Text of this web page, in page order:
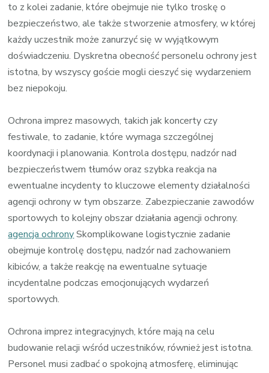
to z kolei zadanie, które obejmuje nie tylko troskę o
bezpieczeństwo, ale także stworzenie atmosfery, w której
każdy uczestnik może zanurzyć się w wyjątkowym
doświadczeniu. Dyskretna obecność personelu ochrony jest
istotna, by wszyscy goście mogli cieszyć się wydarzeniem
bez niepokoju.
Ochrona imprez masowych, takich jak koncerty czy
festiwale, to zadanie, które wymaga szczególnej
koordynacji i planowania. Kontrola dostępu, nadzór nad
bezpieczeństwem tłumów oraz szybka reakcja na
ewentualne incydenty to kluczowe elementy działalności
agencji ochrony w tym obszarze. Zabezpieczanie zawodów
sportowych to kolejny obszar działania agencji ochrony.
agencja ochronySkomplikowane logistycznie zadanie
obejmuje kontrolę dostępu, nadzór nad zachowaniem
kibiców, a także reakcję na ewentualne sytuacje
incydentalne podczas emocjonujących wydarzeń
sportowych.
Ochrona imprez integracyjnych, które mają na celu
budowanie relacji wśród uczestników, również jest istotna.
Personel musi zadbać o spokojną atmosferę, eliminując